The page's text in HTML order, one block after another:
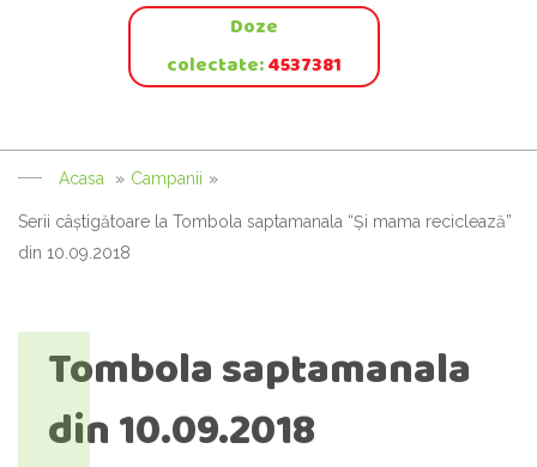
Doze
colectate:4537381
Acasa » Campanii »
Serii câştigătoare la Tombola saptamanala “Şi mama reciclează”
din 10.09.2018
Tombola saptamanala
din 10.09.2018